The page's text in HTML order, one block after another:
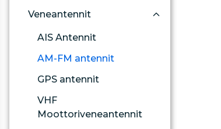
Veneantennit
AIS Antennit
AM-FM antennit
GPS antennit
VHF
Moottoriveneantennit